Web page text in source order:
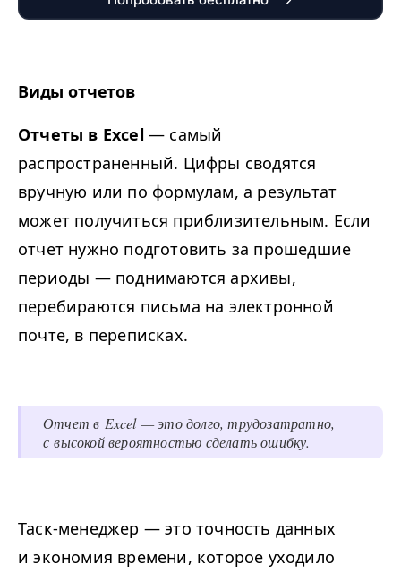
Виды отчетов
Отчеты в Excel— самый
распространенный. Цифры сводятся
вручную или по формулам, а результат
может получиться приблизительным. Если
отчет нужно подготовить за прошедшие
периоды — поднимаются архивы,
перебираются письма на электронной
почте, в переписках.
Отчет в Excel — это долго, трудозатратно,
с высокой вероятностью сделать ошибку.
Таск-менеджер — это точность данных
и экономия времени, которое уходило